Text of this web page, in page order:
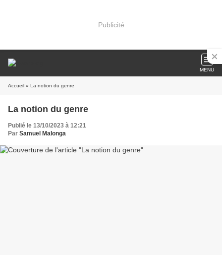
Publicité
MENU
Accueil » La notion du genre
La notion du genre
Publié le 13/10/2023 à 12:21
Par Samuel Malonga